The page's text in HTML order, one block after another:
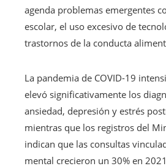
agenda problemas emergentes
escolar, el uso excesivo de
trastornos de la conducta
La pandemia de COVID-19
elevó significativamente los
ansiedad, depresión y estrés
mientras que los registros del
indican que las consultas
mental crecieron un 30% en